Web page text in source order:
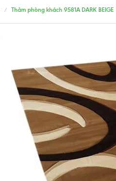
Thảm phòng khách 9581A DARK BEIGE